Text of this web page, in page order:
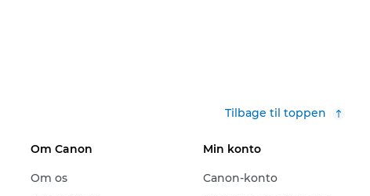
Tilbage til toppen
Om Canon
Om os
Min konto
Canon-konto